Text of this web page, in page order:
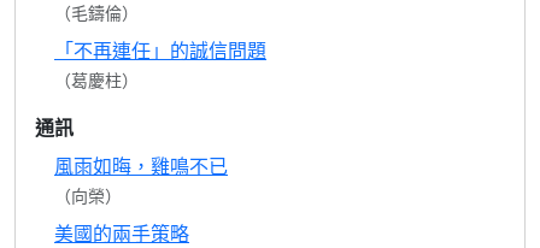
（毛鑄倫）
「不再連任」的誠信問題
（葛慶柱）
通訊
風雨如晦，雞鳴不已
（向榮）
美國的兩手策略